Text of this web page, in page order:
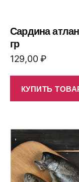
Сардина
гр
129,00₽
КУПИТЬ